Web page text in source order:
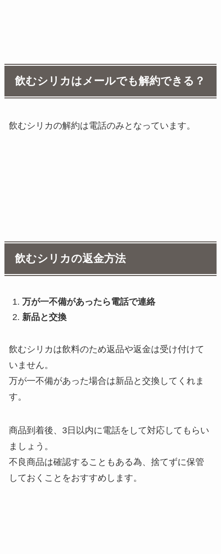
飲むシリカはメールでも解約できる？
飲むシリカの解約は電話のみとなっています。
飲むシリカの返金方法
万が一不備があったら電話で連絡
新品と交換
飲むシリカは飲料のため返品や返金は受け付けて
いません。
万が一不備があった場合は新品と交換してくれま
す。
商品到着後、3日以内に電話をして対応してもらい
ましょう。
不良商品は確認することもある為、捨てずに保管
しておくことをおすすめします。